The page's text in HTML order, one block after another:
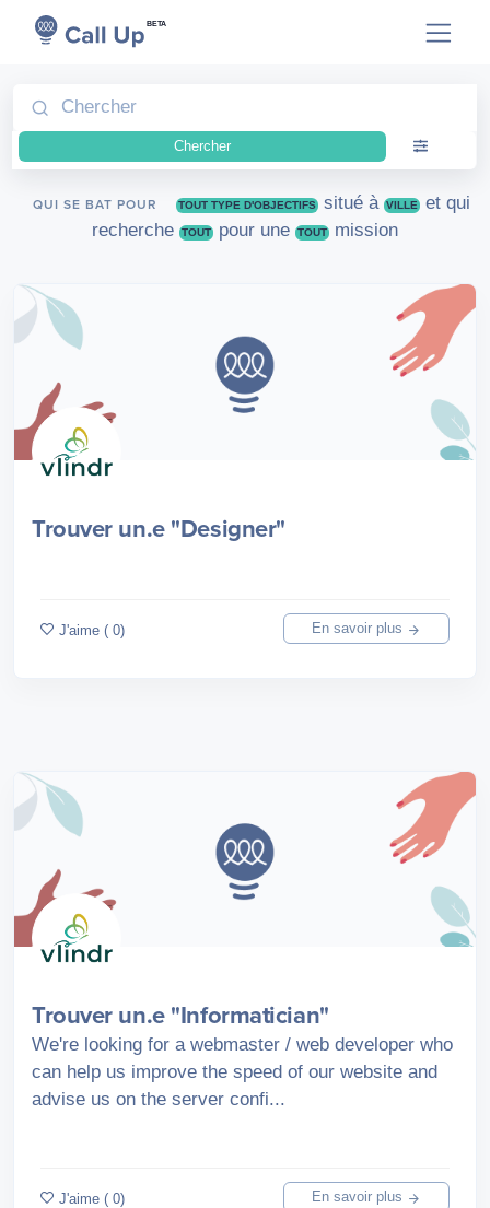
BETA
Chercher
QUI SE BAT POUR TOUT TYPE D'OBJECTIFSsitué à VILLE et qui
recherche
TOUT pour une TOUT mission
Trouver un.e "Designer"
J'aime ( 0) En savoir plus
Trouver un.e "Informatician"
We're looking for a webmaster / web developer who
can help us improve the speed of our website and
advise us on the server confi...
J'aime ( 0) En savoir plus